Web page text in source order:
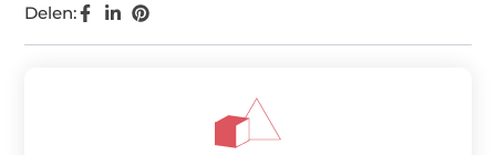
Delen: